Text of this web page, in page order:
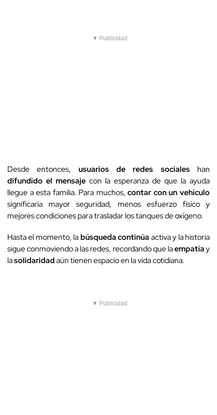
▼ Publicidad
Desde entonces, usuarios de redes socialeshan
difundido el mensaje con la esperanza de que la ayuda
llegue a esta familia. Para muchos,contar con un vehículo
significaría mayor seguridad, menos esfuerzo físico y
mejores condiciones para trasladar los tanques de oxígeno.
Hasta el momento, labúsqueda continúa activa y la historia
sigue conmoviendo a las redes, recordando que laempatíay
lasolidaridadaún tienen espacio en la vida cotidiana.
▼ Publicidad